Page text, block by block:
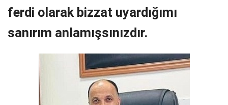
ferdi olarak bizzat uyardığımı
sanırım anlamışsınızdır.